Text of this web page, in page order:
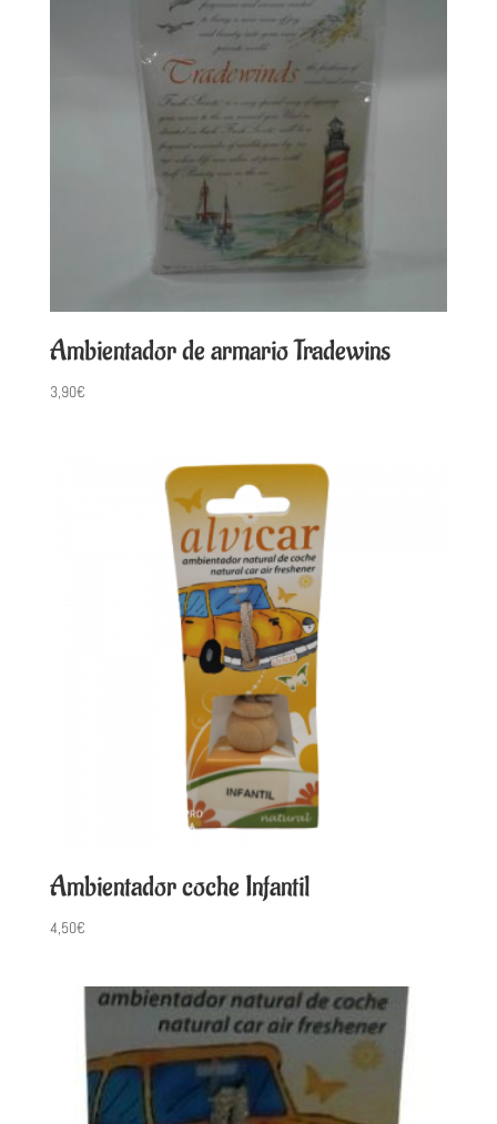
Ambientador de armario Tradewins
3,90€
Ambientador coche Infantil
4,50€